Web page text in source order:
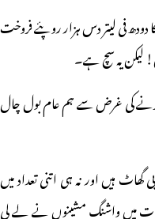
فی لیتر دس ہزار روپئے فروخت
لیکن یہ سچ ہے۔
کرنے کی غرض سے ہم عام بول چال
گھاٹ ہیں اور نہ ہی اتنی تعداد میں
میں واشنگ مشینوں نے لے لی